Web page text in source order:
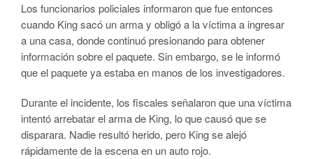
Los funcionarios policiales informaron que fue entonces
cuando King sacó un arma y obligó a la víctima a ingresar
a una casa, donde continuó presionando para obtener
información sobre el paquete. Sin embargo, se le informó
que el paquete ya estaba en manos de los investigadores.
Durante el incidente, los fiscales señalaron que una víctima
intentó arrebatar el arma de King, lo que causó que se
disparara. Nadie resultó herido, pero King se alejó
rápidamente de la escena en un auto rojo.